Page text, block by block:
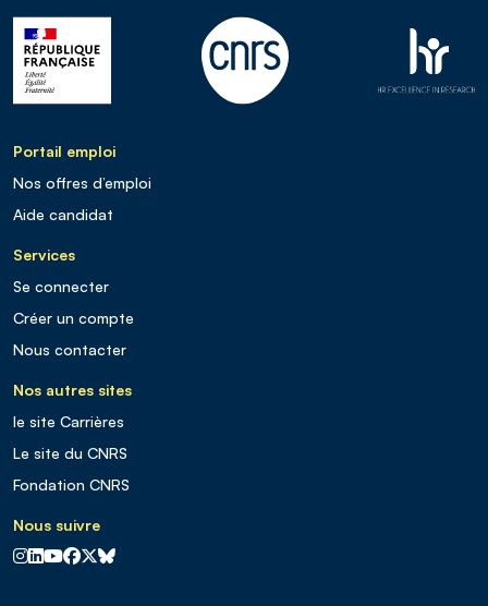
Portail emploi
Nos offres d’emploi
Aide candidat
Services
Se connecter
Créer un compte
Nous contacter
Nos autres sites
le site Carrières
Le site du CNRS
Fondation CNRS
Nous suivre
CNRS sur Instagram
CNRS sur Linkedin
CNRS sur Youtube
CNRS sur Facebook
CNRS sur X
CNRS sur Blus sky